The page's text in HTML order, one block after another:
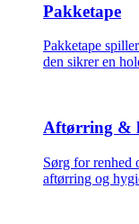
Pakketape
Pakketape
den sikrer en
Aftørring &
Sørg for renhed
aftørring og